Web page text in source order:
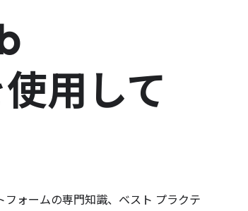
用して
ォームの専門知識、ベスト プラクテ